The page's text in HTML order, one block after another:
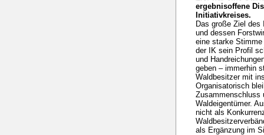
ergebnisoffene
Initiativkreises.
Das große Ziel des
und dessen
eine starke
der IK sein Profil
und
geben – immerhin
Waldbesitzer mit
Organisatorisch
Zusammenschluss
Waldeigentümer.
nicht als
als Ergänzung im